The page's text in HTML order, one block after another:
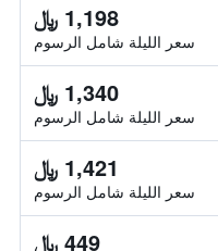
1,198 ﷼
سعر الليلة شامل الرسوم
1,340 ﷼
سعر الليلة شامل الرسوم
1,421 ﷼
سعر الليلة شامل الرسوم
449 ﷼